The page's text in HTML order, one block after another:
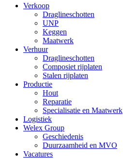
Verkoop
Draglineschotten
UNP
Keggen
Maatwerk
Verhuur
Draglineschotten
Composiet rijplaten
Stalen rijplaten
Productie
Hout
Reparatie
Specialisatie en Maatwerk
Logistiek
Welex Group
Geschiedenis
Duurzaamheid en MVO
Vacatures